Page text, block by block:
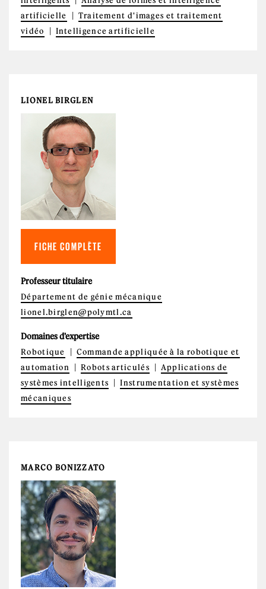
artificielle
Traitement d'images et traitement
vidéo
Intelligence artificielle
LIONEL BIRGLEN
FICHE COMPLÈTE
Professeur titulaire
Département de génie mécanique
lionel.birglen@polymtl.ca
Domaines d'expertise
Robotique
Commande appliquée à la robotique et
automation
Robots articulés
Applications de
systèmes intelligents
Instrumentation et systèmes
mécaniques
MARCO BONIZZATO